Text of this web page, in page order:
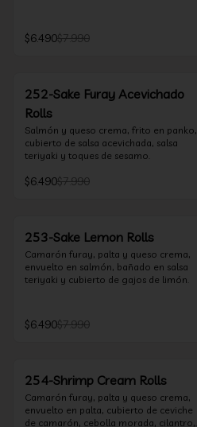
$6.490$7.990
252-Sake Furay Acevichado
Rolls
Salmón y queso crema, frito en panko,
cubierto de salsa acevichada, salsa
teriyaki y toques de sesamo.
$6.490$7.990
253-Sake Lemon Rolls
Camarón furay, palta y queso crema,
envuelto en salmón, bañado en salsa
teriyaki y cubierto de gajos de limón.
$6.490$7.990
254-Shrimp Cream Rolls
Camarón furay, palta y queso crema,
envuelto en palta, cubierto de ceviche
de camarón, cebolla morada, cilantro,